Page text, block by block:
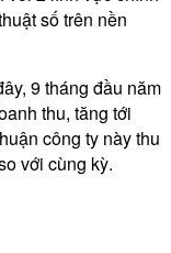
số trên nền
9 tháng đầu năm
thu, tăng tới
công ty này thu
với cùng kỳ.